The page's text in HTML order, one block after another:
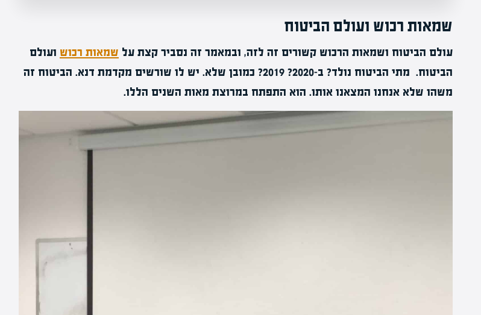
שמאות רכוש ועולם הביטוח
עולם הביטוח ושמאות הרכוש קשורים זה לזה, ובמאמר זה נסביר קצת על שמאות רכוש ועולם
הביטוח. מתי הביטוח נולד? ב-2020? 2019? כמובן שלא. יש לו שורשים מקדמת דנא. הביטוח זה
משהו שלא אנחנו המצאנו אותו. הוא התפתח במרוצת מאות השנים הללו.